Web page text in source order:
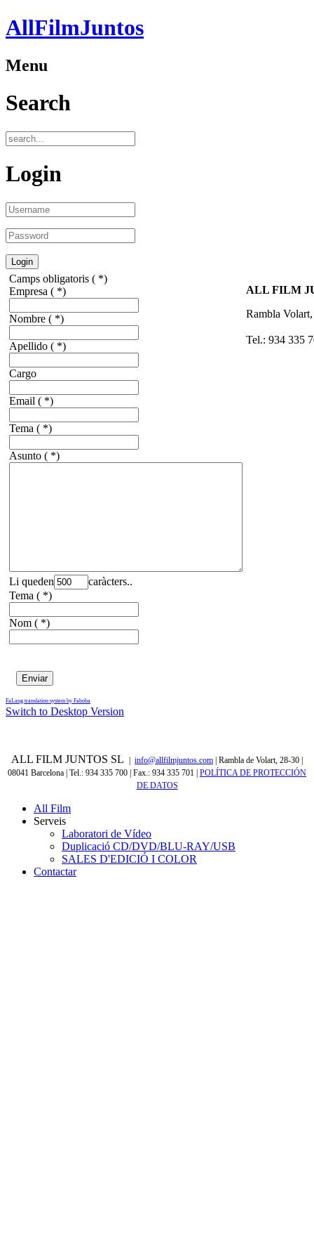
AllFilmJuntos
Menu
Search
Login
Camps obligatoris ( *)
Empresa ( *)
Nombre ( *)
Apellido ( *)
Cargo
Email ( *)
Tema ( *)
Asunto ( *)
Li queden
caràcters..
Tema ( *)
Nom ( *)
ALL FILM
Rambla
Tel.: 934 335
FaLang translation system by Faboba
Switch to Desktop Version
ALL FILM JUNTOS SL | info@allfilmjuntos.com | Rambla de Volart, 28-30 |
08041 Barcelona | Tel.: 934 335 700 | Fax.: 934 335 701 | POLÍTICA DE PROTECCIÓN
DE DATOS
All Film
Serveis
Laboratori de Vídeo
Duplicació CD/DVD/BLU-RAY/USB
SALES D'EDICIÓ I COLOR
Contactar